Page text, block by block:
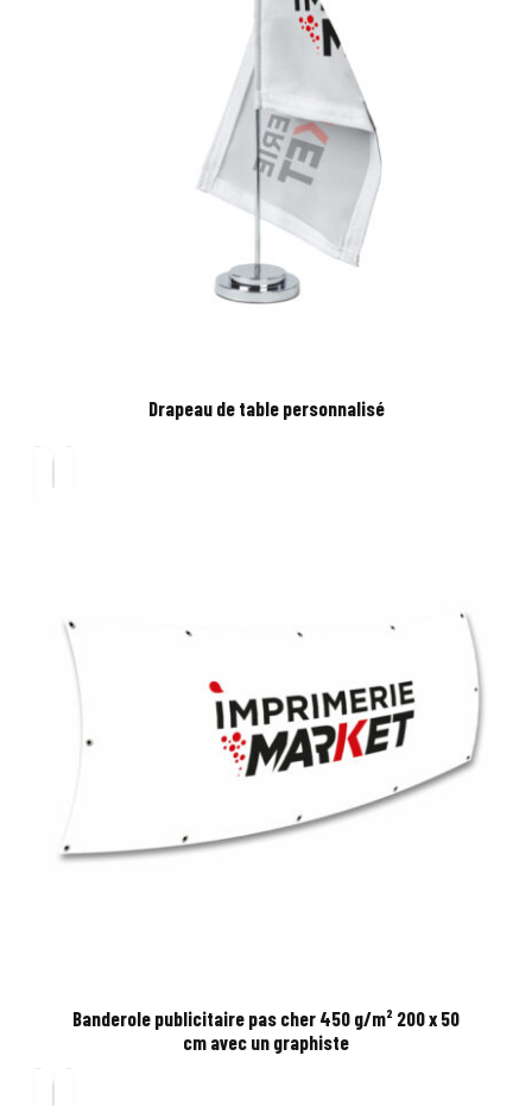
Drapeau de table personnalisé
Banderole publicitaire pas cher 450 g/m² 200 x 50
cm avec un graphiste